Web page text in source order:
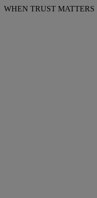
WHEN TRUST MATTERS